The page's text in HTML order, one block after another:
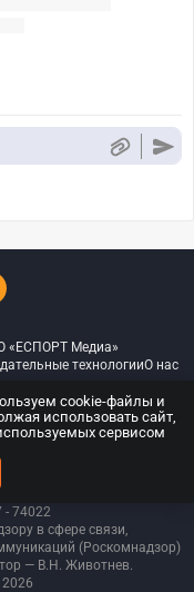
«ЕСПОРТ Медиа»
технологииО нас
защищены
средств массовой
74022
в сфере связи,
(Роскомнадзор)
— В.Н. Животнев.
2026
cookie-файлы и
использовать сайт,
сервисом